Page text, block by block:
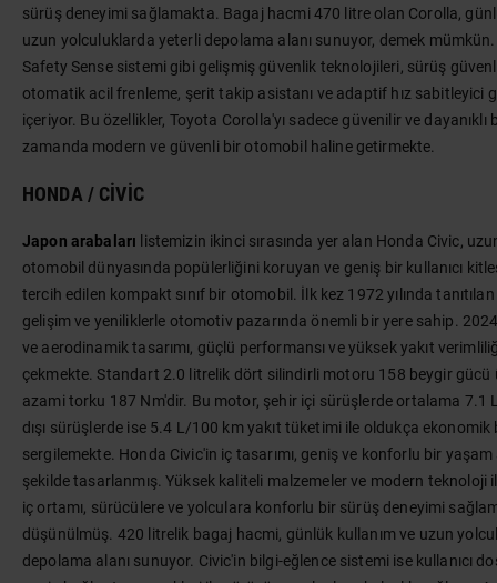
sürüş deneyimi sağlamakta. Bagaj hacmi 470 litre olan Corolla,
uzun yolculuklarda yeterli depolama alanı sunuyor, demek mümkün.
Safety Sense sistemi gibi gelişmiş güvenlik teknolojileri, sürüş
otomatik acil frenleme, şerit takip asistanı ve adaptif hız sabitleyici
içeriyor. Bu özellikler, Toyota Corolla'yı sadece güvenilir ve dayanıklı
zamanda modern ve güvenli bir otomobil haline getirmekte.
HONDA / CIVIC
Japon arabaları listemizin ikinci sırasında yer alan Honda Civic,
otomobil dünyasında popülerliğini koruyan ve geniş bir kullanıcı
tercih edilen kompakt sınıf bir otomobil. İlk kez 1972 yılında
gelişim ve yeniliklerle otomotiv pazarında önemli bir yere sahip.
ve aerodinamik tasarımı, güçlü performansı ve yüksek yakıt
çekmekte. Standart 2.0 litrelik dört silindirli motoru 158 beygir gücü
azami torku 187 Nm'dir. Bu motor, şehir içi sürüşlerde ortalama 7.1
dışı sürüşlerde ise 5.4 L/100 km yakıt tüketimi ile oldukça
sergilemekte. Honda Civic'in iç tasarımı, geniş ve konforlu bir yaşam
şekilde tasarlanmış. Yüksek kaliteli malzemeler ve modern teknoloji
iç ortamı, sürücülere ve yolculara konforlu bir sürüş deneyimi
düşünülmüş. 420 litrelik bagaj hacmi, günlük kullanım ve uzun
depolama alanı sunuyor. Civic'in bilgi-eğlence sistemi ise kullanıcı